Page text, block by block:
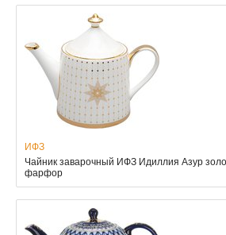
ИФЗ
Чайник заварочный ИФЗ Идиллия Азур
фарфор